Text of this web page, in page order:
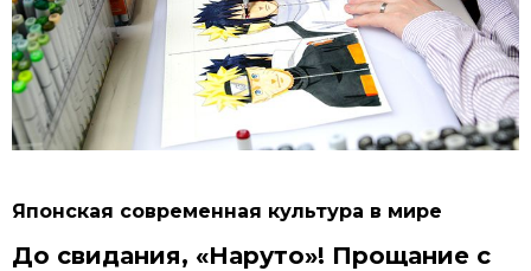
简体字
繁體字
Français
العربية
Последние
В деталях
Японская современная культура в мире
До свидания, «Наруто»! Прощание с